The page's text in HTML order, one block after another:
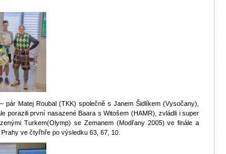
pár Matej Roubal (TKK) společně s Janem Šidlíkem (Vysočany),
porazili první nasazené Baara s Witošem (HAMR), zvládli i super
Turkem(Olymp) se Zemanem (Modřany 2005) ve finále a
ve čtyřhře po výsledku 63, 67, 10.